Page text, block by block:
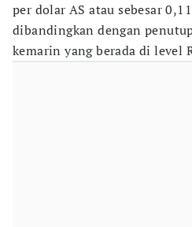
per dolar AS atau sebesar
dibandingkan dengan
kemarin yang berada di level